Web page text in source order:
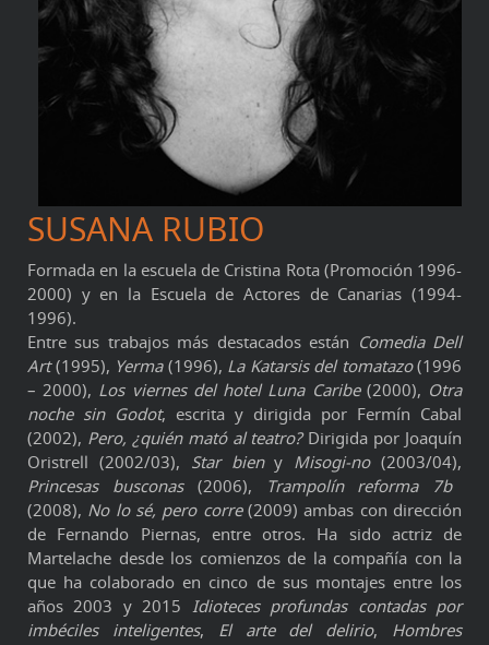
SUSANA RUBIO
Formada en la escuela de Cristina Rota (Promoción 1996-
2000) y en la Escuela de Actores de Canarias (1994-
1996).
Entre sus trabajos más destacados están Comedia Dell
Art(1995), Yerma(1996), La Katarsis del tomatazo(1996
– 2000), Los viernes del hotel Luna Caribe(2000), Otra
noche sin Godot, escrita y dirigida por Fermín Cabal
(2002), Pero, ¿quién mató al teatro?Dirigida por Joaquín
Oristrell (2002/03), Star bieny Misogi-no(2003/04),
Princesas busconas(2006),
Trampolín reforma 7b
(2008), No lo sé, pero corre(2009) ambas con dirección
de Fernando Piernas, entre otros. Ha sido actriz de
Martelache desde los comienzos de la compañía con la
que ha colaborado en cinco de sus montajes entre los
años 2003 y 2015 Idioteces profundas contadas por
imbéciles inteligentes, El arte del delirio, Hombres